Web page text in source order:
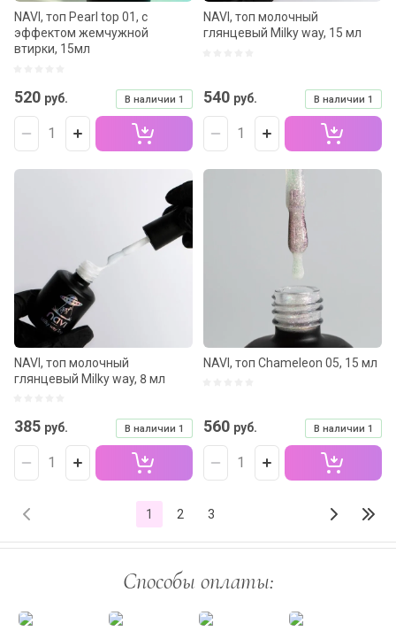
NAVI, топ Pearl top 01, с
эффектом жемчужной
втирки, 15мл
В наличии 1
520 руб.
NAVI, топ молочный
глянцевый Milky way, 15 мл
В наличии 1
540 руб.
NAVI, топ молочный
глянцевый Milky way, 8 мл
В наличии 1
385 руб.
NAVI, топ Chameleon 05, 15 мл
В наличии 1
560 руб.
1 2 3
Способы оплаты: